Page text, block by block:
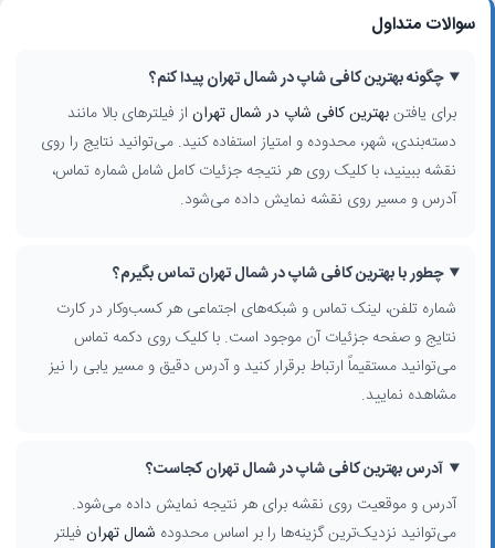
سوالات متداول
چگونه بهترین کافی شاپ در شمال تهران پیدا کنم؟
برای یافتنبهترین کافی شاپ در شمال تهران از فیلترهای بالا مانند
دسته‌بندی، شهر، محدوده و امتیاز استفاده کنید. می‌توانید نتایج را روی
نقشه ببینید، با کلیک روی هر نتیجه جزئیات کامل شامل شماره تماس،
آدرس و مسیر روی نقشه نمایش داده می‌شود.
چطور با بهترین کافی شاپ در شمال تهران تماس بگیرم؟
شماره تلفن، لینک تماس و شبکه‌های اجتماعی هر کسب‌وکار در کارت
نتایج و صفحه جزئیات آن موجود است. با کلیک روی دکمه تماس
می‌توانید مستقیماً ارتباط برقرار کنید و آدرس دقیق و مسیر یابی را نیز
مشاهده نمایید.
آدرس بهترین کافی شاپ در شمال تهران کجاست؟
آدرس و موقعیت روی نقشه برای هر نتیجه نمایش داده می‌شود.
می‌توانید نزدیک‌ترین گزینه‌ها را بر اساس محدوده شمال تهران فیلتر